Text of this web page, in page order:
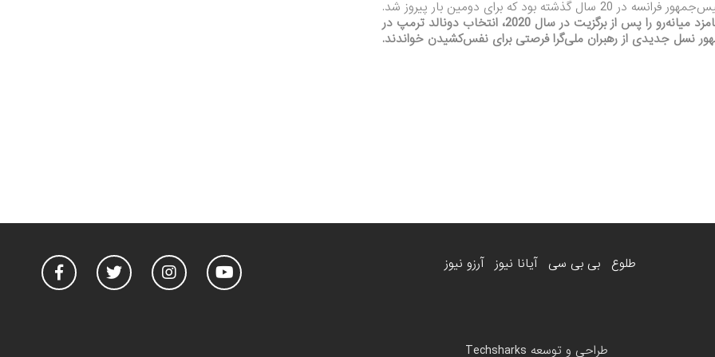
متحدان اتحادیه اروپا رضایت خود را ابراز کردند و پیروزی این نامزد میانه‌رو را پس از برگزیت در سال 2020، انتخاب دونالد ترمپ در
طلوع بی بی سی آیانا نیوز آرزو نیوز
طراحی و توسعه Techsharks